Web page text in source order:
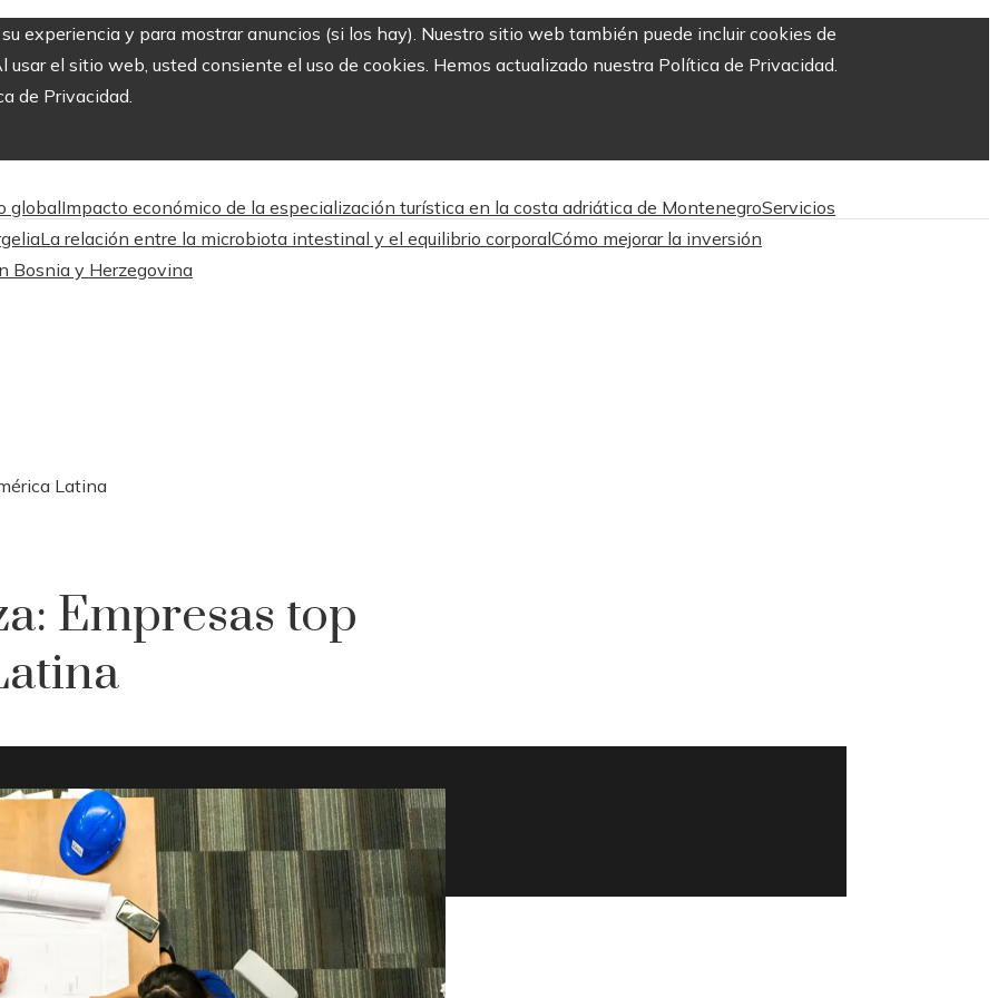
experiencia y para mostrar anuncios (si los hay). Nuestro sitio web también puede incluir cookies de
el sitio web, usted consiente el uso de cookies. Hemos actualizado nuestra Política de Privacidad.
de Privacidad.
globalImpacto económico de la especialización turística en la costa adriática de MontenegroServicios
La relación entre la microbiota intestinal y el equilibrio corporalCómo mejorar la inversión
Bosnia y Herzegovina
Latina
Empresas top